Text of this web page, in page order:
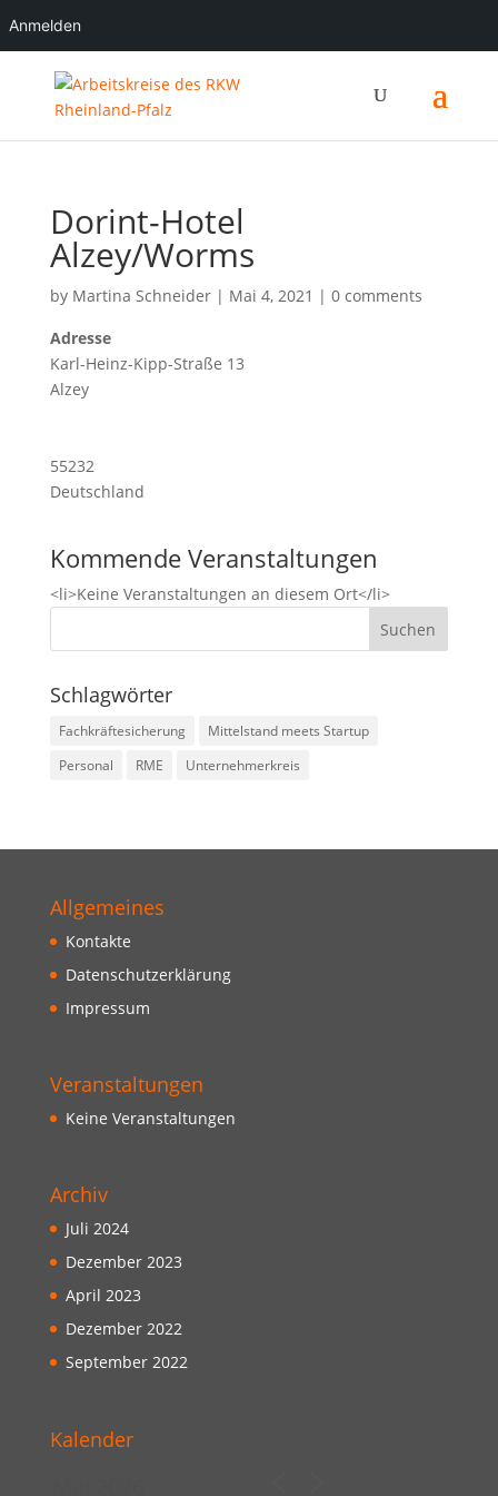
Anmelden
Dorint-Hotel
Alzey/Worms
by Martina Schneider| Mai 4, 2021 | 0 comments
Adresse
Karl-Heinz-Kipp-Straße 13
Alzey
55232
Deutschland
Kommende Veranstaltungen
<li>Keine Veranstaltungen an diesem Ort</li>
Schlagwörter
Fachkräftesicherung
Mittelstand meets Startup
Personal
RME Unternehmerkreis
Allgemeines
Kontakte
Datenschutzerklärung
Impressum
Veranstaltungen
Keine Veranstaltungen
Archiv
Juli 2024
Dezember 2023
April 2023
Dezember 2022
September 2022
Kalender